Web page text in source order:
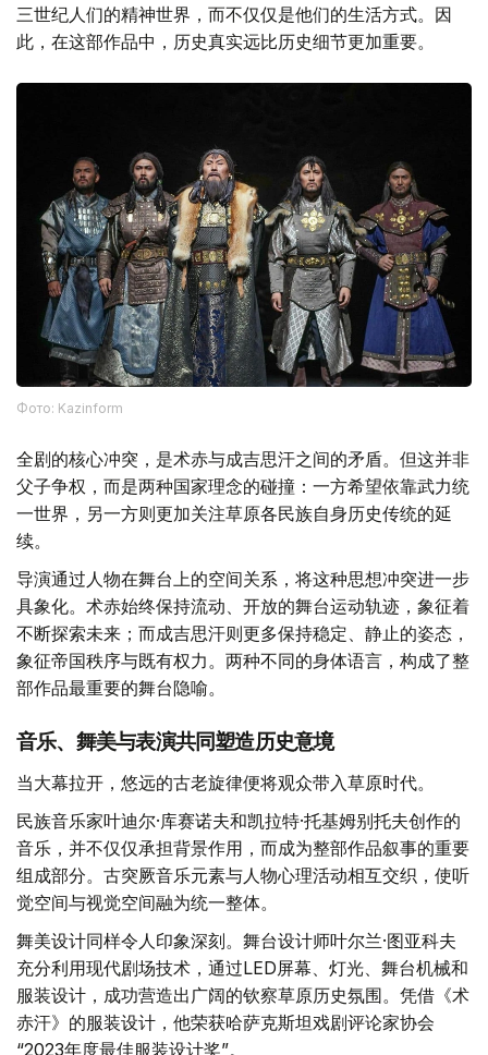
三世纪人们的精神世界，而不仅仅是他们的生活方式。因
此，在这部作品中，历史真实远比历史细节更加重要。
Фото: Kazinform
全剧的核心冲突，是术赤与成吉思汗之间的矛盾。但这并非
父子争权，而是两种国家理念的碰撞：一方希望依靠武力统
一世界，另一方则更加关注草原各民族自身历史传统的延
续。
导演通过人物在舞台上的空间关系，将这种思想冲突进一步
具象化。术赤始终保持流动、开放的舞台运动轨迹，象征着
不断探索未来；而成吉思汗则更多保持稳定、静止的姿态，
象征帝国秩序与既有权力。两种不同的身体语言，构成了整
部作品最重要的舞台隐喻。
音乐、舞美与表演共同塑造历史意境
当大幕拉开，悠远的古老旋律便将观众带入草原时代。
民族音乐家叶迪尔·库赛诺夫和凯拉特·托基姆别托夫创作的
音乐，并不仅仅承担背景作用，而成为整部作品叙事的重要
组成部分。古突厥音乐元素与人物心理活动相互交织，使听
觉空间与视觉空间融为统一整体。
舞美设计同样令人印象深刻。舞台设计师叶尔兰·图亚科夫
充分利用现代剧场技术，通过LED屏幕、灯光、舞台机械和
服装设计，成功营造出广阔的钦察草原历史氛围。凭借《术
赤汗》的服装设计，他荣获哈萨克斯坦戏剧评论家协会
“2023年度最佳服装设计奖”。